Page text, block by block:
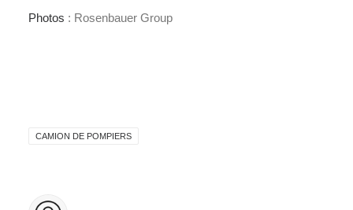
Photos : Rosenbauer Group
CAMION DE POMPIERS